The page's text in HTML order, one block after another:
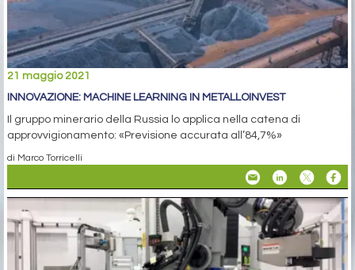
21 maggio 2021
INNOVAZIONE: MACHINE LEARNING IN METALLOINVEST
Il gruppo minerario della Russia lo applica nella catena di
approvvigionamento: «Previsione accurata all’84,7%»
di Marco Torricelli